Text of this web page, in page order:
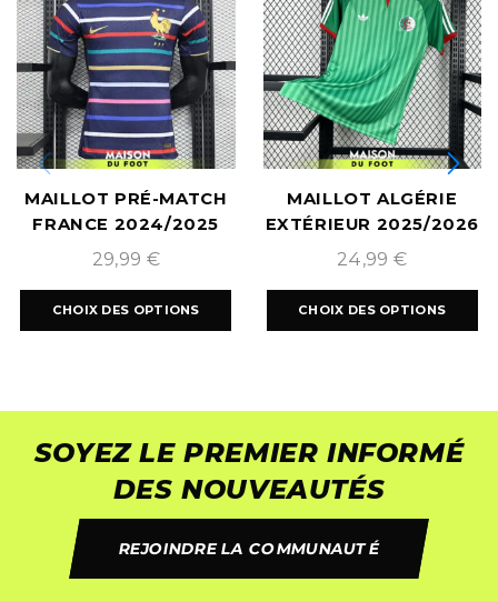
MAILLOT PRÉ-MATCH
FRANCE 2024/2025
29,99 €
CHOIX DES OPTIONS
MAILLOT ALGÉRIE
EXTÉRIEUR 2025/2026
24,99 €
CHOIX DES OPTIONS
SOYEZ LE PREMIER INFORMÉ
DES NOUVEAUTÉS
REJOINDRE LA COMMUNAUTÉ